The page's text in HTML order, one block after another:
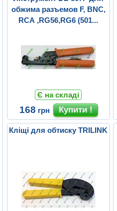
обжима разъемов F, BNC,
RCA ,RG56,RG6 (501...
Є на складі
168 грн
Кліщі для обтиску TRILINK